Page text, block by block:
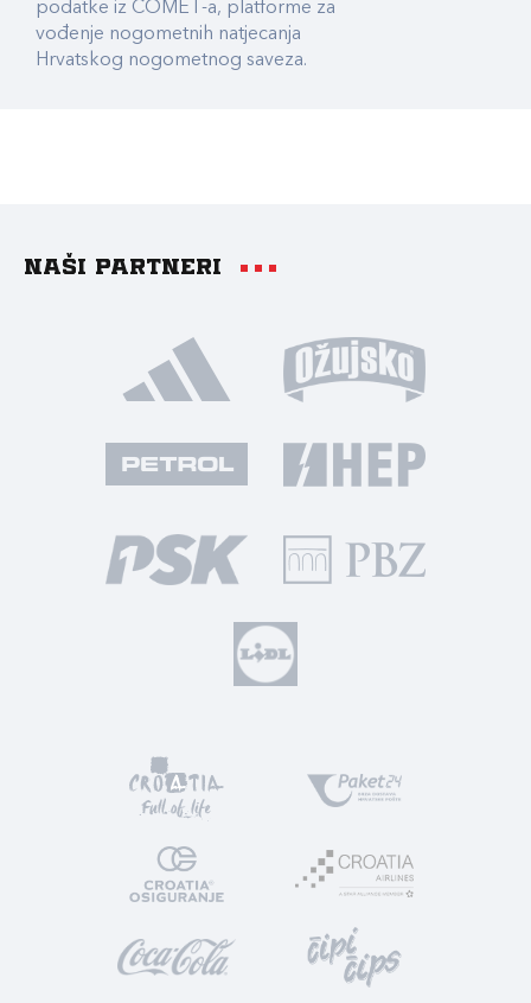
podatke iz COMET-a, platforme za
vođenje nogometnih natjecanja
Hrvatskog nogometnog saveza.
Naši partneri